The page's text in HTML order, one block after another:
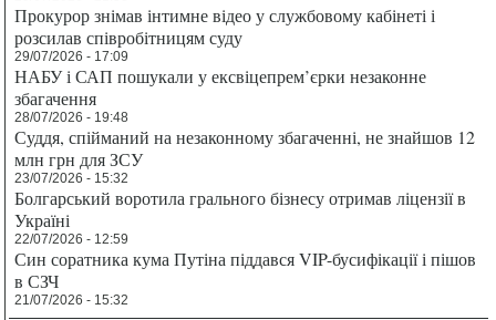
Прокурор знімав інтимне відео у службовому кабінеті і
розсилав співробітницям суду
29/07/2026 - 17:09
НАБУ і САП пошукали у ексвіцепрем’єрки незаконне
збагачення
28/07/2026 - 19:48
Суддя, спійманий на незаконному збагаченні, не знайшов 12
млн грн для ЗСУ
23/07/2026 - 15:32
Болгарський воротила грального бізнесу отримав ліцензії в
Україні
22/07/2026 - 12:59
Син соратника кума Путіна піддався VIP-бусифікації і пішов
в СЗЧ
21/07/2026 - 15:32